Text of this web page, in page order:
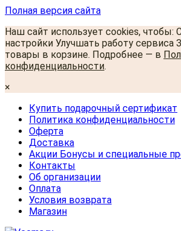
Полная версия сайта
Наш сайт использует cookies, чтобы:
настройки Улучшать работу сервиса
товары в корзине. Подробнее — в
конфиденциальности.
×
Купить подарочный сертификат
Политика конфиденциальности
Оферта
Доставка
Акции Бонусы и специальные
Контакты
Об организации
Оплата
Условия возврата
Магазин